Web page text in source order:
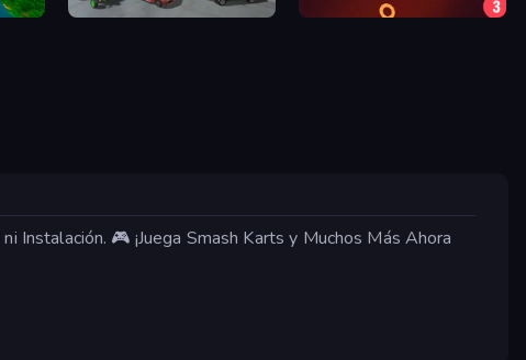
Derby Crash 5
Instalación. 🎮 ¡Juega Smash Karts y Muchos Más Ahora